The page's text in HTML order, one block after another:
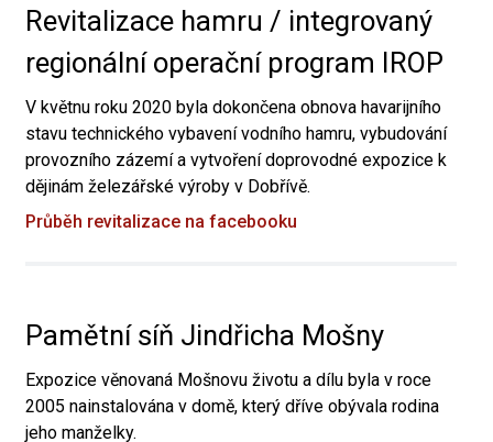
Revitalizace hamru / integrovaný
regionální operační program IROP
V květnu roku 2020 byla dokončena obnova havarijního
stavu technického vybavení vodního hamru, vybudování
provozního zázemí a vytvoření doprovodné expozice k
dějinám železářské výroby v Dobřívě.
Průběh revitalizace na facebooku
Pamětní síň Jindřicha Mošny
Expozice věnovaná Mošnovu životu a dílu byla v roce
2005 nainstalována v domě, který dříve obývala rodina
jeho manželky.